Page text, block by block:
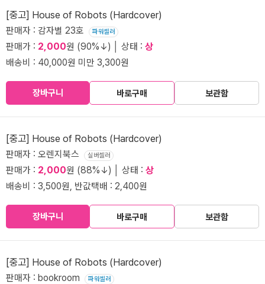
[중고] House of Robots (Hardcover)
판매자 : 감자별 23호 파워셀러
판매가 : 2,000원 (90%↓) │ 상태 : 상
배송비 : 40,000원 미만 3,300원
장바구니 바로구매 보관함
[중고] House of Robots (Hardcover)
판매자 : 오렌지북스 실버셀러
판매가 : 2,000원 (88%↓) │ 상태 : 상
배송비 : 3,500원, 반값택배 : 2,400원
장바구니 바로구매 보관함
[중고] House of Robots (Hardcover)
판매자 : bookroom 파워셀러